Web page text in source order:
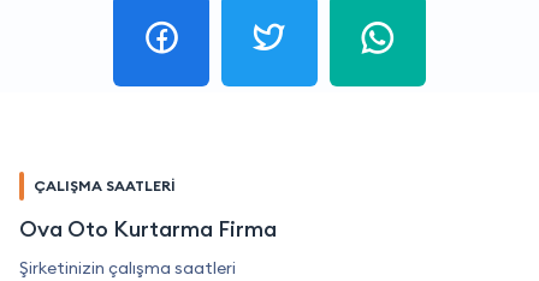
ÇALIŞMA SAATLERİ
Ova Oto Kurtarma Firma
Şirketinizin çalışma saatleri